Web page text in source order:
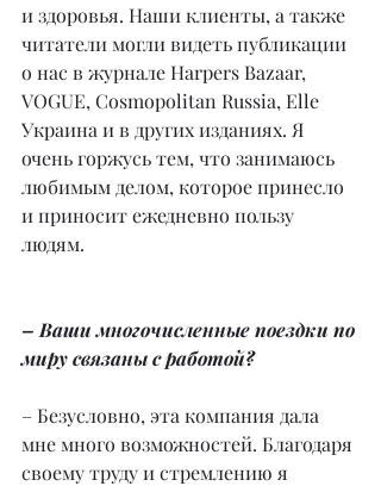
и здоровья. Наши клиенты, а также
читатели могли видеть публикации
о нас в журнале Harpers Bazaar,
VOGUE, Cosmopolitan Russia, Elle
Украина и в других изданиях. Я
очень горжусь тем, что занимаюсь
любимым делом, которое принесло
и приносит ежедневно пользу
людям.
– Ваши многочисленные поездки по
миру связаны с работой?
– Безусловно, эта компания дала
мне много возможностей. Благодаря
своему труду и стремлению я